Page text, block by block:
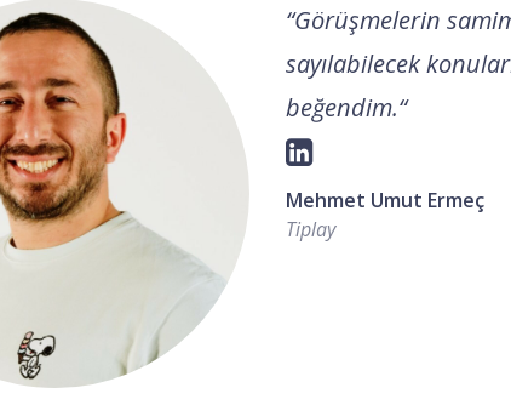
“Görüşmelerin
sayılabilecek
beğendim.“
Mehmet Umut Ermeç
Tiplay